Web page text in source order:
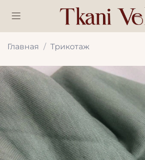
Главная Трикотаж